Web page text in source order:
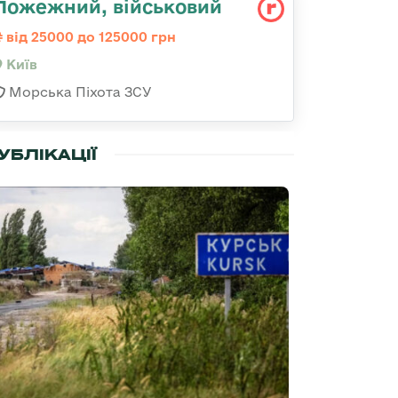
військовий
від 25000 до 125000 грн
Київ
Морська Піхота ЗСУ